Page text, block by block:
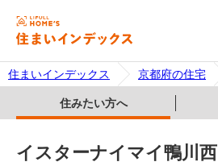
住まいインデックス 京都府の住宅
住みたい方へ
イスターナイマイ鴨川西